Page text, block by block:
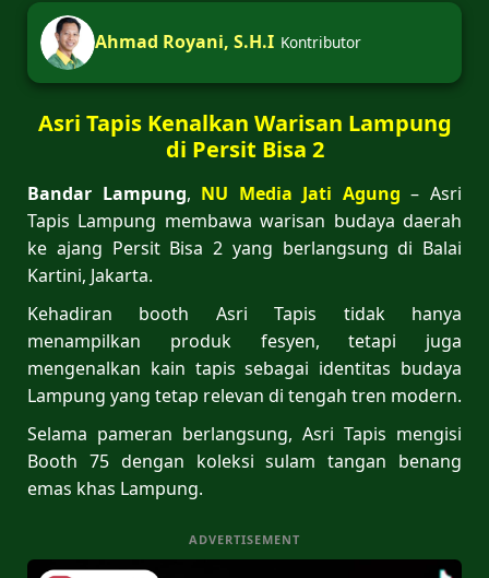
Ahmad Royani, S.H.I Kontributor
Asri Tapis Kenalkan Warisan Lampung
di Persit Bisa 2
Bandar Lampung, NU Media Jati Agung – Asri
Tapis Lampung membawa warisan budaya daerah
ke ajang Persit Bisa 2 yang berlangsung di Balai
Kartini, Jakarta.
Kehadiran booth Asri Tapis tidak hanya
menampilkan produk fesyen, tetapi juga
mengenalkan kain tapis sebagai identitas budaya
Lampung yang tetap relevan di tengah tren modern.
Selama pameran berlangsung, Asri Tapis mengisi
Booth 75 dengan koleksi sulam tangan benang
emas khas Lampung.
ADVERTISEMENT